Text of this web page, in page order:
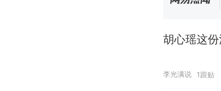
胡心瑶这
李光满说 1跟贴